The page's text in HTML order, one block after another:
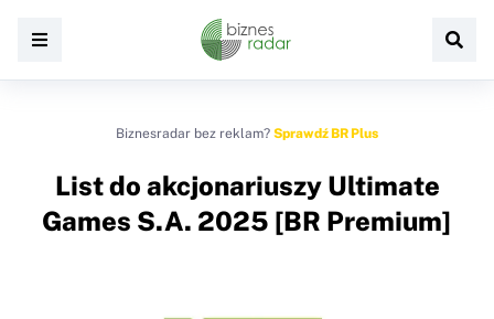
Biznesradar bez reklam? Sprawdź BR Plus
List do akcjonariuszy Ultimate
Games S.A. 2025 [BR Premium]